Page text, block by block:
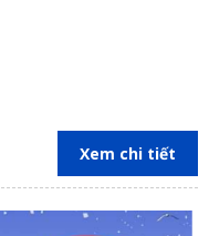
Xem chi tiết